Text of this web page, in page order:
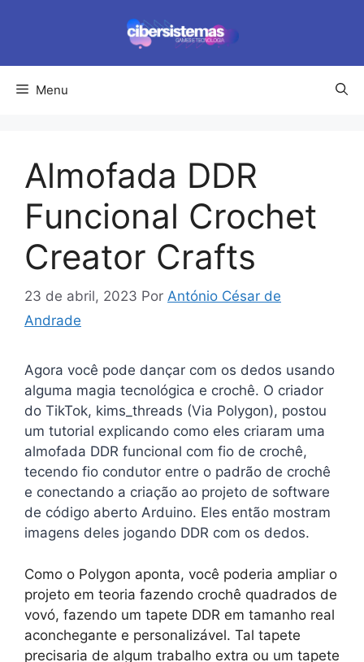
conteúdo
Menu
Almofada DDR
Funcional Crochet
Creator Crafts
23 de abril, 2023 Por António César de
Andrade
Agora você pode dançar com os dedos usando
alguma magia tecnológica e crochê. O criador
do TikTok, kims_threads (Via Polygon), postou
um tutorial explicando como eles criaram uma
almofada DDR funcional com fio de crochê,
tecendo fio condutor entre o padrão de crochê
e conectando a criação ao projeto de software
de código aberto Arduino. Eles então mostram
imagens deles jogando DDR com os dedos.
Como o Polygon aponta, você poderia ampliar o
projeto em teoria fazendo crochê quadrados de
vovó, fazendo um tapete DDR em tamanho real
aconchegante e personalizável. Tal tapete
precisaria de algum trabalho extra ou um tapete